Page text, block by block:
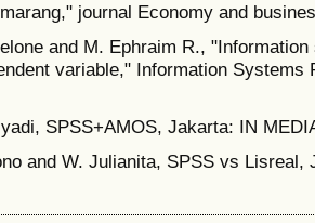
journal Economy and
and M. Ephraim R.,
variable," Information
SPSS+AMOS, Jakarta: IN
and W. Julianita, SPSS vs Lisreal,